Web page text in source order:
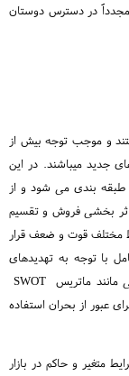
در دسترس دوستان
و موجب توجه بیش از
جدید میباشند. در این
بندی می شود و از
اثر بخشی فروش و تقسیم
مختلف قوت و ضعف قرار
با توجه به تهدیدهای
احتمالی می تواند بر اساس مدلهای تصمیم گیری ماتریسی مانند ماتریس SWOT
عبور از بحران استفاده
متغیر و حاکم در بازار